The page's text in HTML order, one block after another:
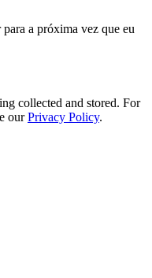
para a próxima vez que eu
collected and stored. For
ourPrivacy Policy.